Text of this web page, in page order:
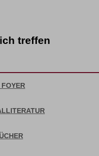
treffen
FOYER